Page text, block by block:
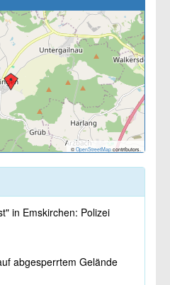
© OpenStreetMapcontributors.
in Emskirchen: Polizei
abgesperrtem Gelände